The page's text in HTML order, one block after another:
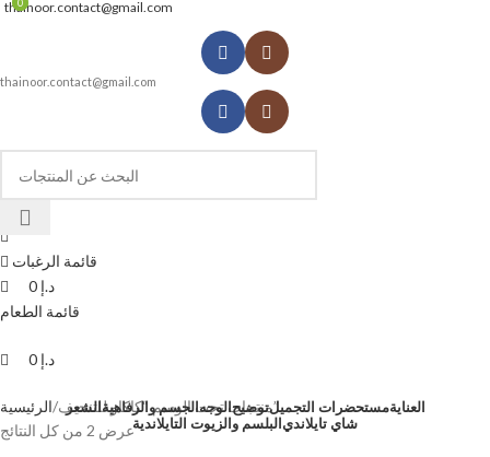
thainoor.contact@gmail.com
thainoor.contact@gmail.com
قائمة الرغبات
0
د.إ
قائمة الطعام
0
د.إ
الشعرالجسم والرفاهيةالوجهتوضيحمستحضرات التجميلالعناية
البلسم والزيوت التايلانديةشاي تايلاندي
الرئيسية
منتجات تحت الوسم “كاكاو للتنحيف”
عرض ⁦2⁩ من كل النتائج